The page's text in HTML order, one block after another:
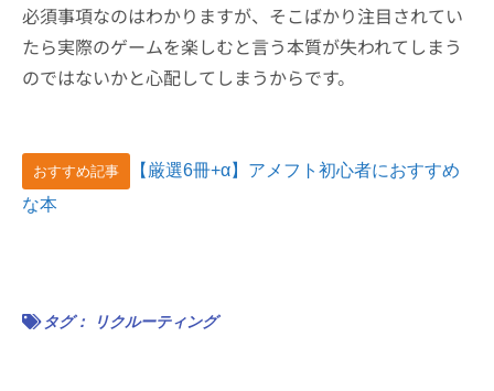
必須事項なのはわかりますが、そこばかり注目されてい
たら実際のゲームを楽しむと言う本質が失われてしまう
のではないかと心配してしまうからです。
おすすめ記事
【厳選6冊+α】アメフト初心者におすすめ
な本
タグ： リクルーティング